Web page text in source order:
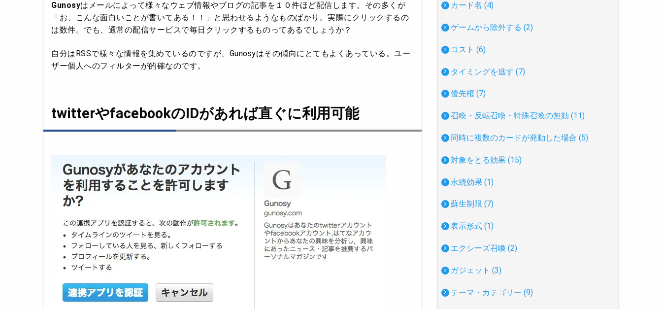
Gunosyはメールによって様々なウェブ情報やブログの記事を１０件ほど配信します。その多くが
「お、こんな面白いことが書いてある！！」と思わせるようなものばかり。実際にクリックするの
は数件。でも、通常の配信サービスで毎日クリックするものってあるでしょうか？
自分はRSSで様々な情報を集めているのですが、Gunosyはその傾向にとてもよくあっている。ユー
ザー個人へのフィルターが的確なのです。
twitterやfacebookのIDがあれば直ぐに利用可能
カード名 (4)
ゲームから除外する (2)
コスト (6)
タイミングを逃す (7)
優先権 (7)
召喚・反転召喚・特殊召喚の無効 (11)
同時に複数のカードが発動した場合 (5)
対象をとる効果 (15)
永続効果 (1)
蘇生制限 (7)
表示形式 (1)
エクシーズ召喚 (2)
ガジェット (3)
テーマ・カテゴリー (9)